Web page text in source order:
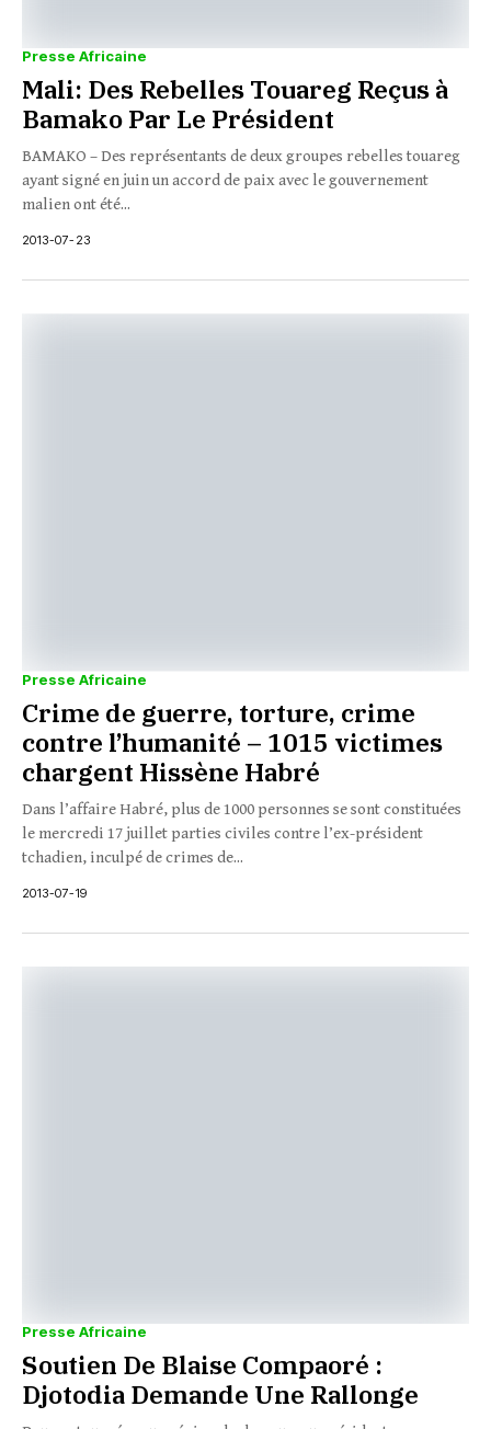
Presse Africaine
Mali: Des Rebelles Touareg Reçus à
Bamako Par Le Président
BAMAKO – Des représentants de deux groupes rebelles touareg
ayant signé en juin un accord de paix avec le gouvernement
malien ont été...
2013-07-23
Presse Africaine
Crime de guerre, torture, crime
contre l’humanité – 1015 victimes
chargent Hissène Habré
Dans l’affaire Habré, plus de 1000 personnes se sont constituées
le mercredi 17 juillet parties civiles contre l’ex-président
tchadien, inculpé de crimes de...
2013-07-19
Presse Africaine
Soutien De Blaise Compaoré :
Djotodia Demande Une Rallonge